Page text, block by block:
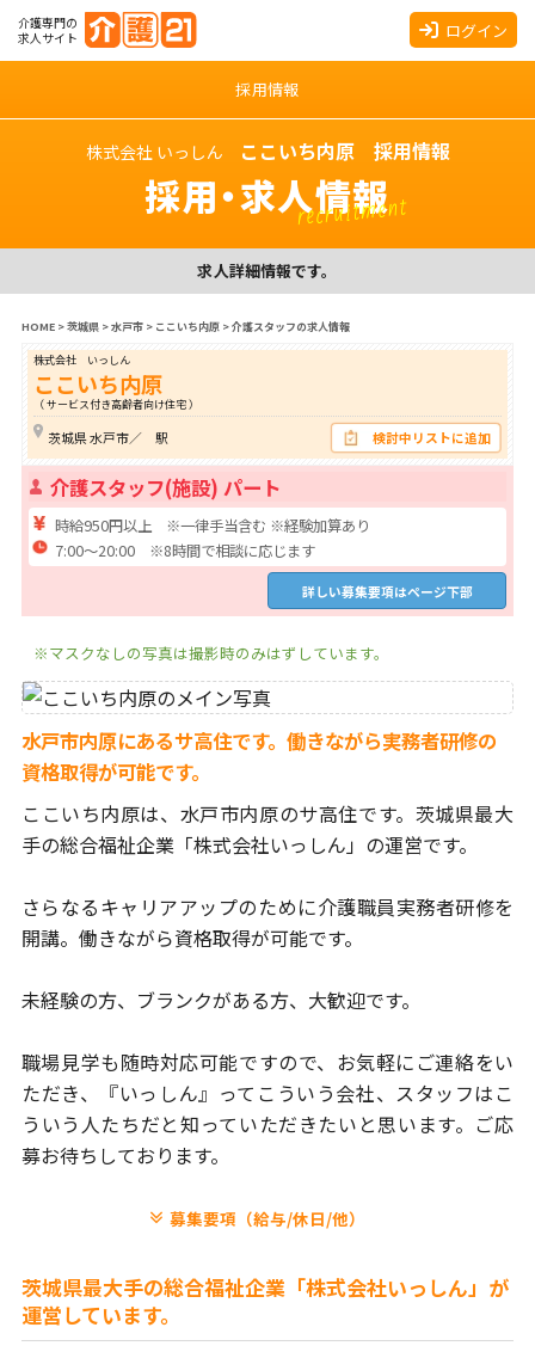
介護専門の
求人サイト
ログイン
採用情報
株式会社 いっしん ここいち内原 採用情報
採用・求人情報
recruitment
求人詳細情報です。
HOME>茨城県>水戸市> ここいち内原>介護スタッフの求人情報
株式会社 いっしん
ここいち内原
（ サービス付き高齢者向け住宅 ）
茨城県 水戸市／ 駅 検討中リストに追加
介護スタッフ(施設) パート
時給950円以上 ※一律手当含む ※経験加算あり
7:00～20:00 ※8時間で相談に応じます
詳しい募集要項はページ下部
※マスクなしの写真は撮影時のみはずしています。
水戸市内原にあるサ高住です。働きながら実務者研修の
資格取得が可能です。
ここいち内原は、水戸市内原のサ高住です。 茨城県最大
手の総合福祉企業「株式会社いっしん」の運営です。
さらなるキャリアアップのために介護職員実務者研修を
開講。 働きながら資格取得が可能です。
未経験の方、ブランクがある方、大歓迎です。
職場見学も随時対応可能ですので、お気軽にご連絡をい
ただき、
『いっしん』ってこういう会社、スタッフはこ
ういう人たちだと知っていただきたいと思います。ご応
募お待ちしております。
募集要項（給与/休日/他）
茨城県最大手の総合福祉企業「株式会社いっしん」が
運営しています。